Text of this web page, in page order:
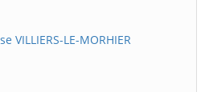
VILLIERS-LE-MORHIER